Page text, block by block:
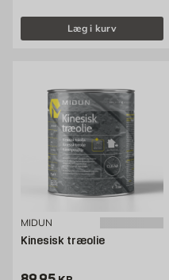
Læg i kurv
MIDUN
Kinesisk træolie